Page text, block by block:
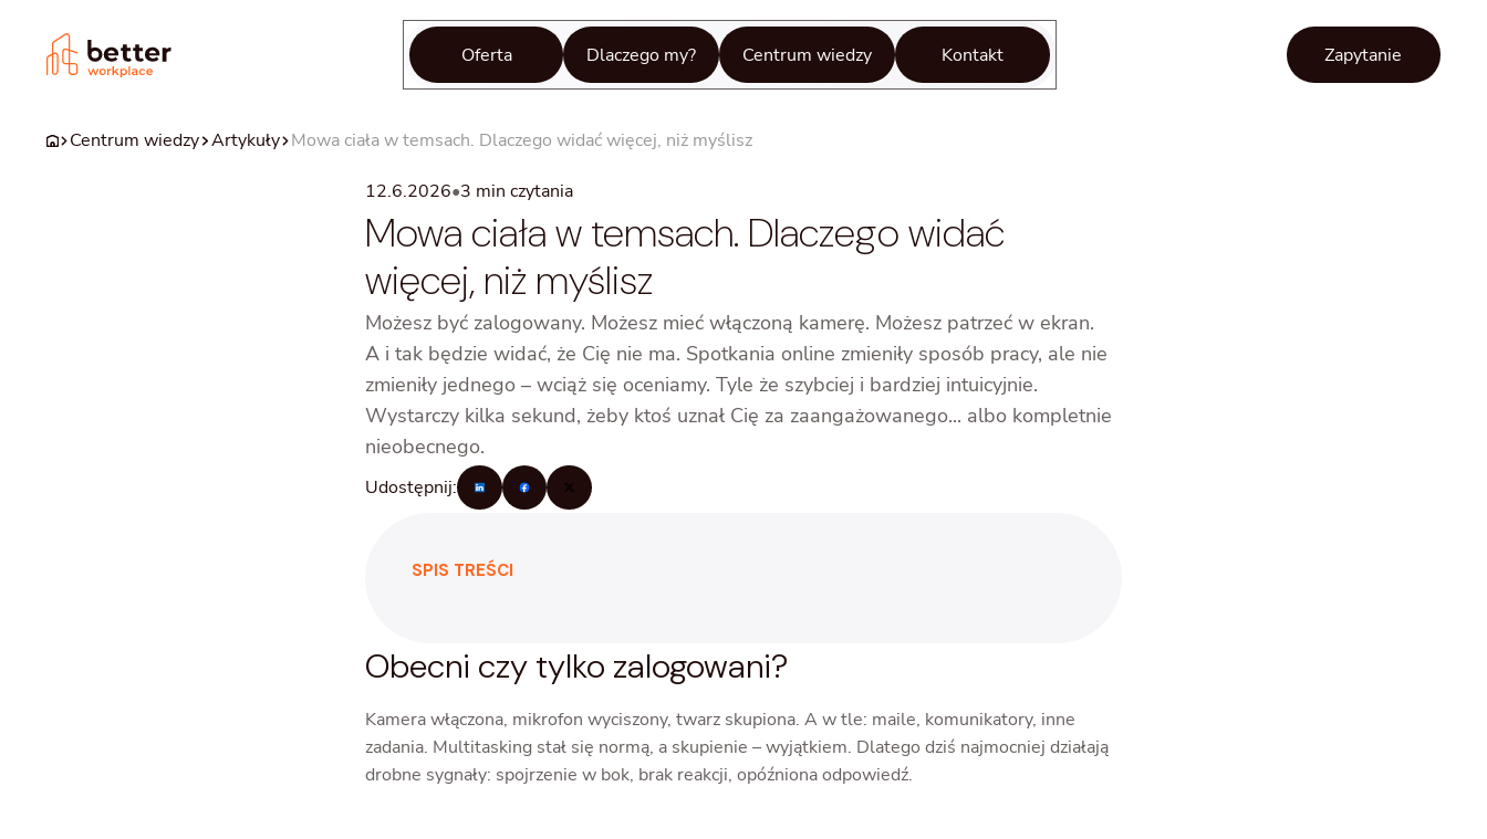
Oferta Dlaczego my? Centrum wiedzy Kontakt Zapytanie
Centrum wiedzy Artykuły Mowa ciała w temsach. Dlaczego widać więcej, niż myślisz
12.6.2026•3 min czytania
Mowa ciała w temsach. Dlaczego widać
więcej, niż myślisz
Możesz być zalogowany. Możesz mieć włączoną kamerę. Możesz patrzeć w ekran.
A i tak będzie widać, że Cię nie ma. Spotkania online zmieniły sposób pracy, ale nie
zmieniły jednego – wciąż się oceniamy. Tyle że szybciej i bardziej intuicyjnie.
Wystarczy kilka sekund, żeby ktoś uznał Cię za zaangażowanego... albo kompletnie
nieobecnego.
Udostępnij:
SPIS TREŚCI
Obecni czy tylko zalogowani?
Kamera włączona, mikrofon wyciszony, twarz skupiona. A w tle: maile, komunikatory, inne
zadania. Multitasking stał się normą, a skupienie – wyjątkiem. Dlatego dziś najmocniej działają
drobne sygnały: spojrzenie w bok, brak reakcji, opóźniona odpowiedź.